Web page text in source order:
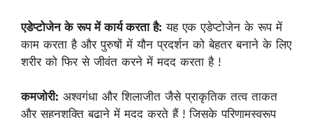
एडेप्टोजेन के रूप में कार्य करता है: यह एक एडेप्टोजेन के रूप में
काम करता है और पुरुषों में यौन प्रदर्शन को बेहतर बनाने के लिए
शरीर को फिर से जीवंत करने में मदद करता है !
कमजोरी: अश्वगंधा और शिलाजीत जैसे प्राकृतिक तत्व ताकत
और सहनशक्ति बढ़ाने में मदद करते हैं ! जिसके परिणामस्वरूप